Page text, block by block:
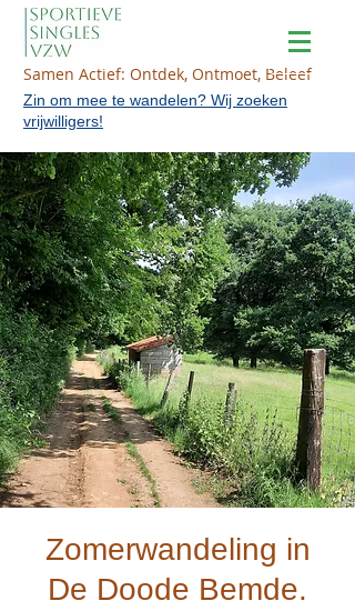
Samen Actief: Ontdek, Ontmoet, Beleef
Zin om mee te wandelen? Wij zoeken
vrijwilligers!
Zomerwandeling in
De Doode Bemde.